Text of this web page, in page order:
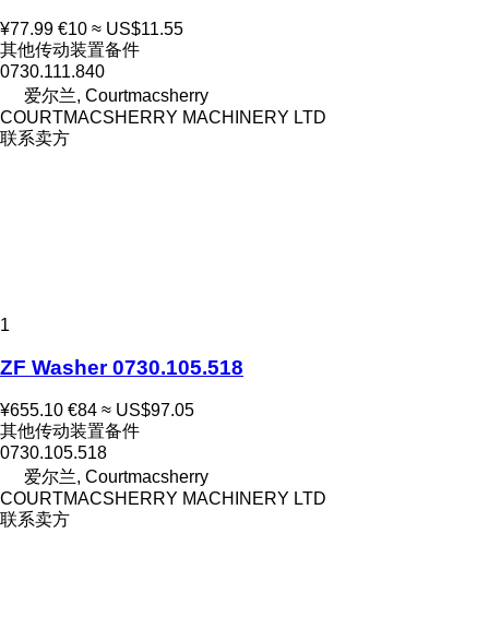
¥77.99 €10 ≈ US$11.55
其他传动装置备件
0730.111.840
爱尔兰, Courtmacsherry
COURTMACSHERRY MACHINERY LTD
联系卖方
1
ZF Washer 0730.105.518
¥655.10 €84 ≈ US$97.05
其他传动装置备件
0730.105.518
爱尔兰, Courtmacsherry
COURTMACSHERRY MACHINERY LTD
联系卖方